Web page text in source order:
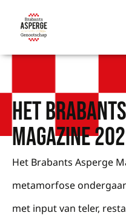
Het
Magazine
Het Brabants Asperge
metamorfose
met input van teler,